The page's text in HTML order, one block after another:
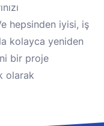
hepsinden iyisi, iş
kolayca yeniden
bir proje
olarak